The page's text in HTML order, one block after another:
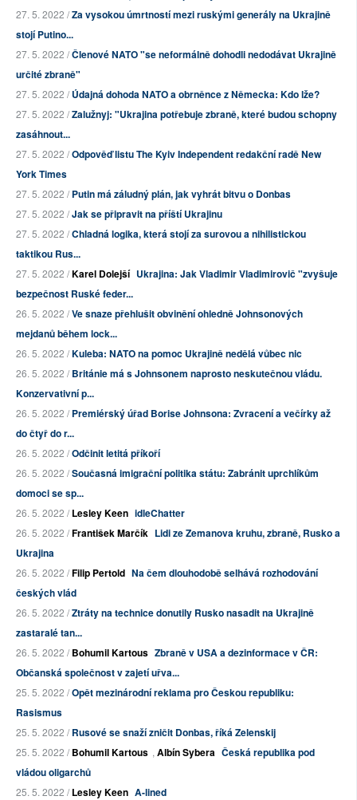
27. 5. 2022 /Za vysokou úmrtností mezi ruskými generály na Ukrajině
stojí Putino...
27. 5. 2022 /Členové NATO "se neformálně dohodli nedodávat Ukrajině
určité zbraně"
27. 5. 2022 /Údajná dohoda NATO a obrněnce z Německa: Kdo lže?
27. 5. 2022 /Zalužnyj: "Ukrajina potřebuje zbraně, které budou schopny
zasáhnout...
27. 5. 2022 /Odpověď listu The Kyiv Independent redakční radě New
York Times
27. 5. 2022 /Putin má záludný plán, jak vyhrát bitvu o Donbas
27. 5. 2022 /Jak se připravit na příští Ukrajinu
27. 5. 2022 /Chladná logika, která stojí za surovou a nihilistickou
taktikou Rus...
27. 5. 2022 /Karel Dolejší Ukrajina: Jak Vladimir Vladimirovič "zvyšuje
bezpečnost Ruské feder...
26. 5. 2022 /Ve snaze přehlušit obvinění ohledně Johnsonových
mejdanů během lock...
26. 5. 2022 /Kuleba: NATO na pomoc Ukrajině nedělá vůbec nic
26. 5. 2022 /Británie má s Johnsonem naprosto neskutečnou vládu.
Konzervativní p...
26. 5. 2022 /Premiérský úřad Borise Johnsona: Zvracení a večírky až
do čtyř do r...
26. 5. 2022 /Odčinit letitá příkoří
26. 5. 2022 /Současná imigrační politika státu: Zabránit uprchlíkům
domoci se sp...
26. 5. 2022 /Lesley Keen idleChatter
26. 5. 2022 /František Marčík Lidi ze Zemanova kruhu, zbraně, Rusko a
Ukrajina
26. 5. 2022 /Filip Pertold Na čem dlouhodobě selhává rozhodování
českých vlád
26. 5. 2022 /Ztráty na technice donutily Rusko nasadit na Ukrajině
zastaralé tan...
26. 5. 2022 /Bohumil Kartous Zbraně v USA a dezinformace v ČR:
Občanská společnost v zajetí uřva...
25. 5. 2022 /Opět mezinárodní reklama pro Českou republiku:
Rasismus
25. 5. 2022 /Rusové se snaží zničit Donbas, říká Zelenskij
25. 5. 2022 /Bohumil Kartous , Albín Sybera Česká republika pod
vládou oligarchů
25. 5. 2022 /Lesley Keen A-lined